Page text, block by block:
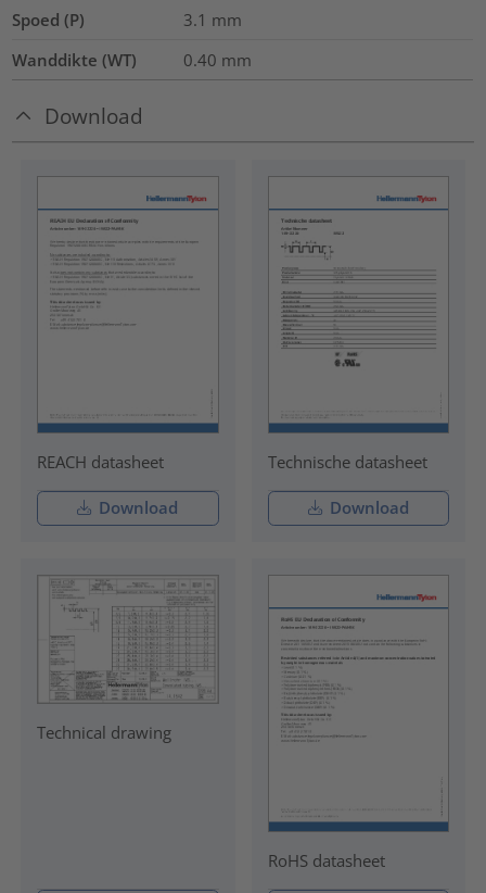
Spoed (P)
3.1 mm
Wanddikte (WT)
0.40 mm
Download
REACH datasheet
Download
Technische datasheet
Download
Technical drawing
RoHS datasheet